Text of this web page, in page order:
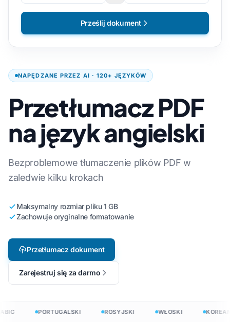
NAPĘDZANE PRZEZ AI · 120+ JĘZYKÓW
Przetłumacz PDF
na język angielski
Bezproblemowe tłumaczenie plików PDF w
zaledwie kilku krokach
Maksymalny rozmiar pliku 1 GB
Zachowuje oryginalne formatowanie
Przetłumacz dokument
Zarejestruj się za darmo
Prześlij dokument
PORTUGALSKI ROSYJSKI WŁOSKI